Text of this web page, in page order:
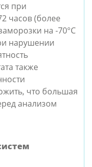
при
часов (более
на -70°С
нарушении
также
что большая
анализом